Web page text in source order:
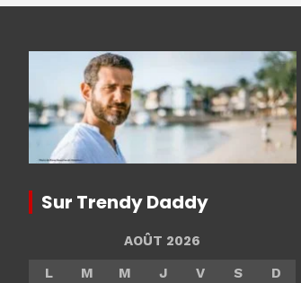
Sur Trendy Daddy
AOÛT 2026
L
M M J V S
D